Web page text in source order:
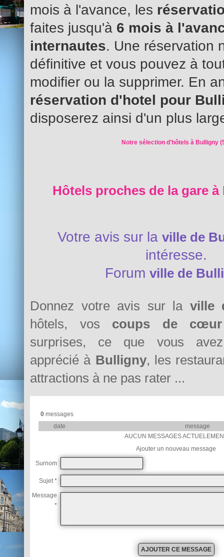
mois à l'avance, les
faites jusqu'à 6 mois à
internautes. Une réservation
définitive et vous pouvez à
modifier ou la supprimer. En
réservation d'hotel pour
disposerez ainsi d'un plus
Notre sélection d'hôtels à Bulligny
Hôtels proches de la gare
Votre avis sur la ville de
intéresse.
Forum ville de
Donnez votre avis sur la ville
hôtels, vos coups de cœur
surprises, ce que vous avez
apprécié à Bulligny, les
attractions à ne pas rater ...
0messages
date
message
AUCUN MESSAGES
Ajouter un nouveau message
Surnom
Sujet *
Message
*